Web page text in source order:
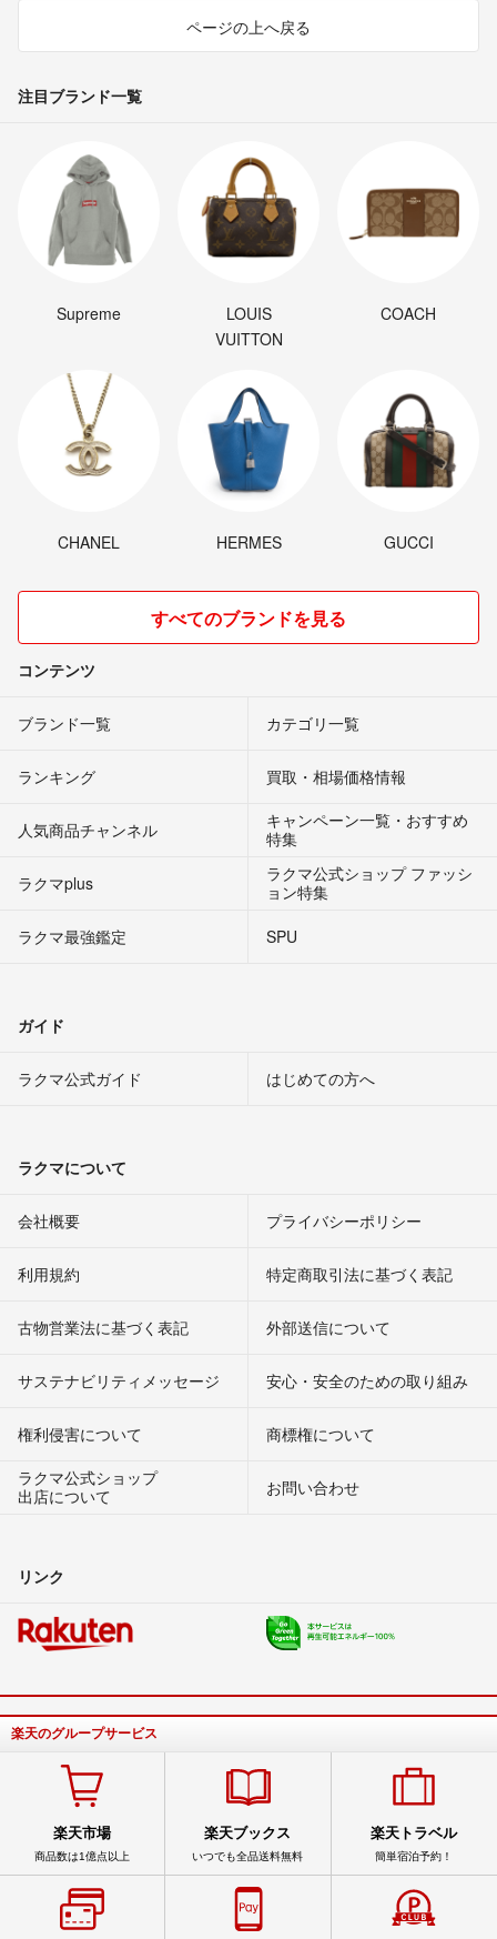
ページの上へ戻る
注目ブランド一覧
Supreme
LOUIS
VUITTON
COACH
CHANEL HERMES GUCCI
すべてのブランドを見る
コンテンツ
ブランド一覧 カテゴリ一覧
ランキング 買取・相場価格情報
人気商品チャンネル
キャンペーン一覧・おすすめ
特集
ラクマplus
ラクマ公式ショップ ファッシ
ョン特集
ラクマ最強鑑定
SPU
ガイド
ラクマ公式ガイド はじめての方へ
ラクマについて
会社概要 プライバシーポリシー
利用規約 特定商取引法に基づく表記
古物営業法に基づく表記 外部送信について
サステナビリティメッセージ 安心・安全のための取り組み
権利侵害について
商標権について
ラクマ公式ショップ
出店について
お問い合わせ
リンク
楽天のグループサービス
楽天市場
商品数は1億点以上
楽天ブックス
いつでも全品送料無料
楽天トラベル
簡単宿泊予約！